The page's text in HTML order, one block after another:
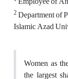
2Department of
Islamic Azad
Women, as
the largest